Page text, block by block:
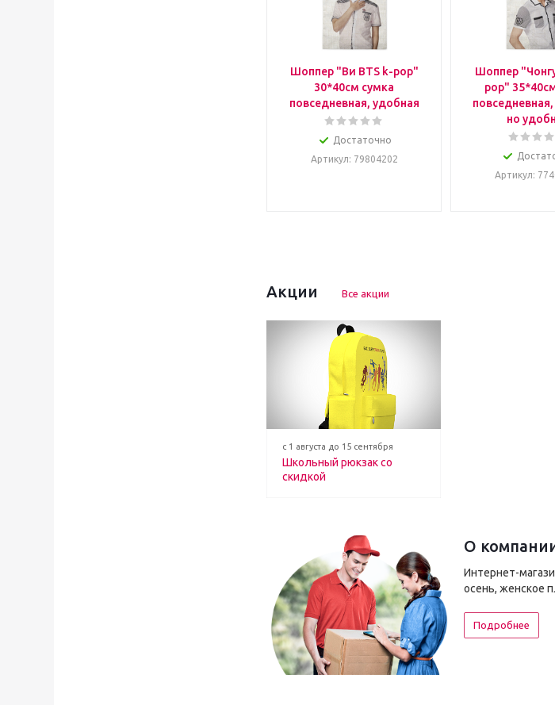
Шоппер "Ви BTS k-pop"
30*40см сумка
повседневная, удобная
Достаточно
Артикул: 79804202
Шоппер
pop"
но
Артикул:
Акции Все акции
с 1 августа до 15 сентября
Школьный рюкзак со
скидкой
О
Интернет-
осень, женское
Подробнее